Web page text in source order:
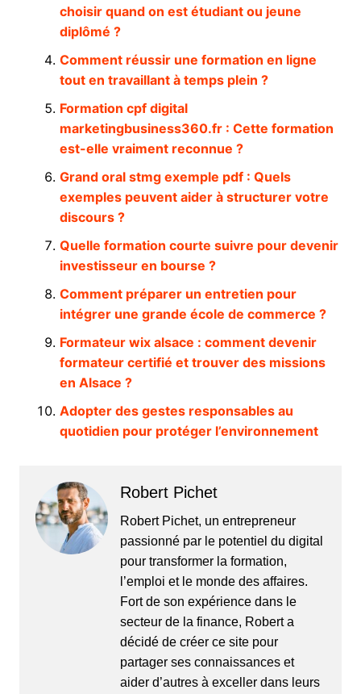
choisir quand on est étudiant ou jeune
diplômé ?
Comment réussir une formation en ligne
tout en travaillant à temps plein ?
Formation cpf digital
marketingbusiness360.fr : Cette formation
est-elle vraiment reconnue ?
Grand oral stmg exemple pdf : Quels
exemples peuvent aider à structurer votre
discours ?
Quelle formation courte suivre pour devenir
investisseur en bourse ?
Comment préparer un entretien pour
intégrer une grande école de commerce ?
Formateur wix alsace : comment devenir
formateur certifié et trouver des missions
en Alsace ?
Adopter des gestes responsables au
quotidien pour protéger l’environnement
Robert Pichet
Robert Pichet, un entrepreneur
passionné par le potentiel du digital
pour transformer la formation,
l’emploi et le monde des affaires.
Fort de son expérience dans le
secteur de la finance, Robert a
décidé de créer ce site pour
partager ses connaissances et
aider d’autres à exceller dans leurs